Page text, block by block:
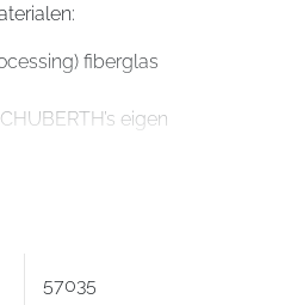
fiberglas
eigen
anti-condens vizier.
gemaakt van
57035